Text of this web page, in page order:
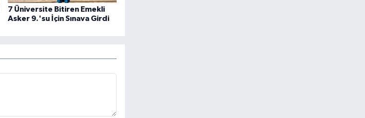
7 Üniversite Bitiren Emekli
Asker 9.'su İçin Sınava Girdi